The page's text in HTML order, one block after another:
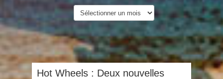
Hot Wheels : Deux nouvelles